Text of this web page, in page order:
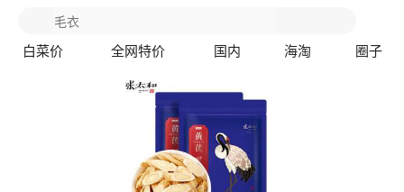
白菜价 全网特价 国内 海淘 圈子